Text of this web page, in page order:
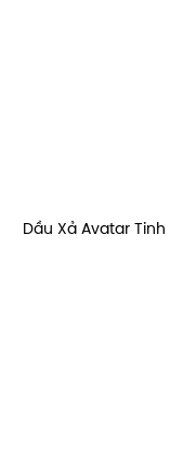
Dầu Xả Avatar